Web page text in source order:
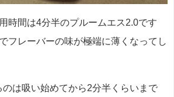
時間は4分半のプルームエス2.0です
フレーバーの味が極端に薄くなってし
のは吸い始めてから2分半くらいまで